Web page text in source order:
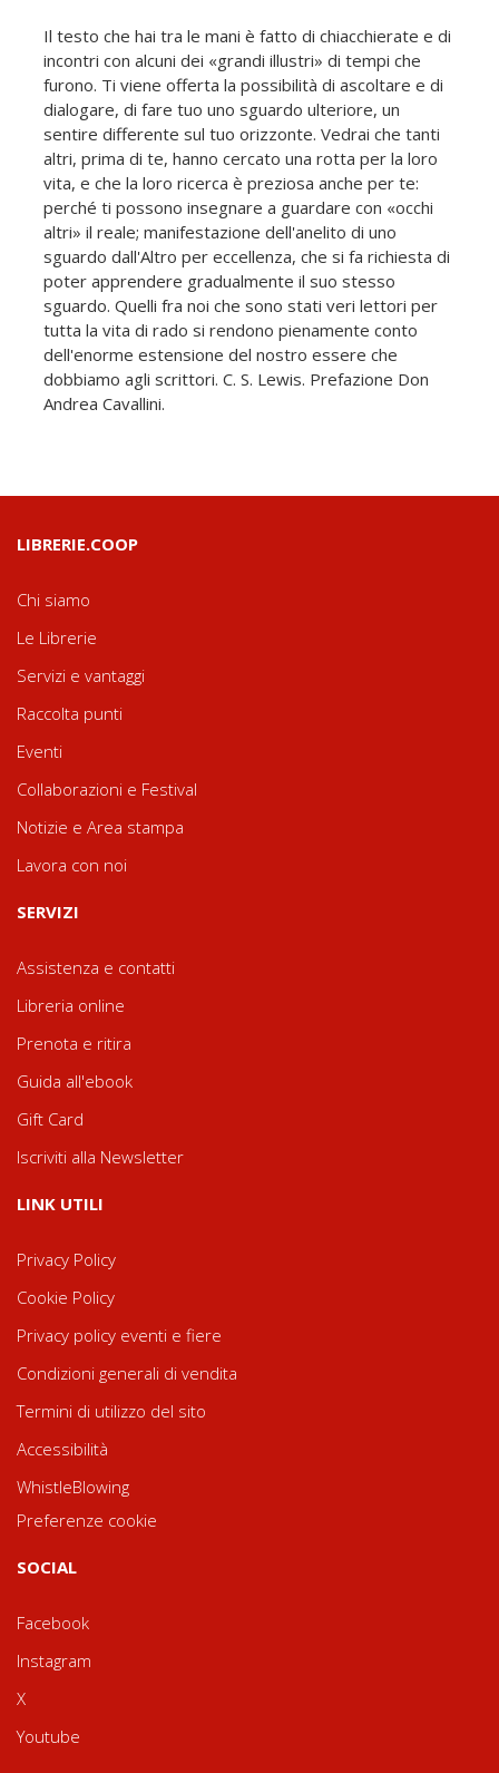
Il testo che hai tra le mani è fatto di chiacchierate e di
incontri con alcuni dei «grandi illustri» di tempi che
furono. Ti viene offerta la possibilità di ascoltare e di
dialogare, di fare tuo uno sguardo ulteriore, un
sentire differente sul tuo orizzonte. Vedrai che tanti
altri, prima di te, hanno cercato una rotta per la loro
vita, e che la loro ricerca è preziosa anche per te:
perché ti possono insegnare a guardare con «occhi
altri» il reale; manifestazione dell'anelito di uno
sguardo dall'Altro per eccellenza, che si fa richiesta di
poter apprendere gradualmente il suo stesso
sguardo. Quelli fra noi che sono stati veri lettori per
tutta la vita di rado si rendono pienamente conto
dell'enorme estensione del nostro essere che
dobbiamo agli scrittori. C. S. Lewis. Prefazione Don
Andrea Cavallini.
LIBRERIE.COOP
Chi siamo
Le Librerie
Servizi e vantaggi
Raccolta punti
Eventi
Collaborazioni e Festival
Notizie e Area stampa
Lavora con noi
SERVIZI
Assistenza e contatti
Libreria online
Prenota e ritira
Guida all'ebook
Gift Card
Iscriviti alla Newsletter
LINK UTILI
Privacy Policy
Cookie Policy
Privacy policy eventi e fiere
Condizioni generali di vendita
Termini di utilizzo del sito
Accessibilità
WhistleBlowing
Preferenze cookie
SOCIAL
Facebook
Instagram
X
Youtube